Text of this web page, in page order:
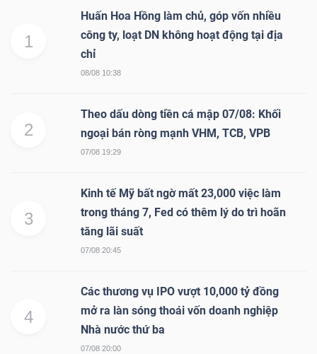
1
Huấn Hoa Hồng làm chủ, góp vốn nhiều
công ty, loạt DN không hoạt động tại địa
chỉ
08/08 10:38
2
Theo dấu dòng tiền cá mập 07/08: Khối
ngoại bán ròng mạnh VHM, TCB, VPB
07/08 19:29
3
Kinh tế Mỹ bất ngờ mất 23,000 việc làm
trong tháng 7, Fed có thêm lý do trì hoãn
tăng lãi suất
07/08 20:45
4
Các thương vụ IPO vượt 10,000 tỷ đồng
mở ra làn sóng thoái vốn doanh nghiệp
Nhà nước thứ ba
07/08 20:00
Thuật
Dịch
Đào